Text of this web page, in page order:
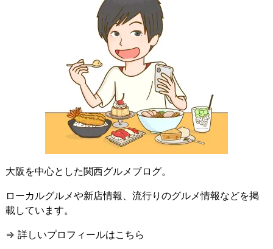
大阪を中心とした関西グルメブログ。
ローカルグルメや新店情報、流行りのグルメ情報などを掲
載しています。
⇒ 詳しいプロフィールはこちら